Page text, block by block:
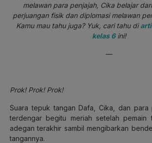
melawan para penjajah, Cika belajar
perjuangan fisik dan diplomasi melawan
Kamu mau tahu juga? Yuk, cari tahu di
kelas 6ini!
—
Prok! Prok! Prok!
Suara tepuk tangan Dafa, Cika, dan para
terdengar begitu meriah setelah pemain
adegan terakhir sambil mengibarkan
tangannya.